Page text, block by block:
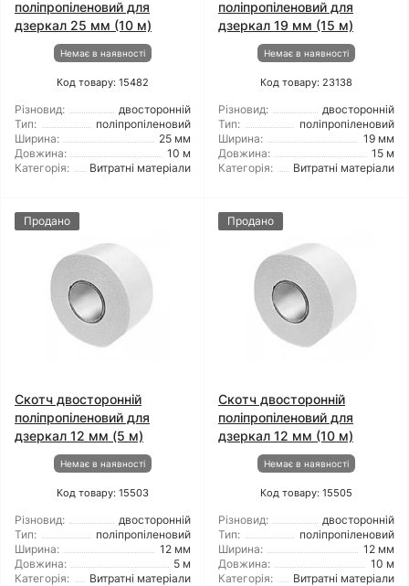
поліпропіленовий для
дзеркал 25 мм (10 м)
Немає в наявності
Код товару: 15482
Різновид:
двосторонній
Тип:
поліпропіленовий
Ширина:
25 мм
Довжина:
10 м
Категорія:
Витратні матеріали
поліпропіленовий для
дзеркал 19 мм (15 м)
Немає в наявності
Код товару: 23138
Різновид:
двосторонній
Тип:
поліпропіленовий
Ширина:
19 мм
Довжина:
15 м
Категорія:
Витратні матеріали
Продано
Скотч двосторонній
поліпропіленовий для
дзеркал 12 мм (5 м)
Немає в наявності
Код товару: 15503
Різновид:
двосторонній
Тип:
поліпропіленовий
Ширина:
12 мм
Довжина:
5 м
Категорія:
Витратні матеріали
Продано
Скотч двосторонній
поліпропіленовий для
дзеркал 12 мм (10 м)
Немає в наявності
Код товару: 15505
Різновид:
двосторонній
Тип:
поліпропіленовий
Ширина:
12 мм
Довжина:
10 м
Категорія:
Витратні матеріали